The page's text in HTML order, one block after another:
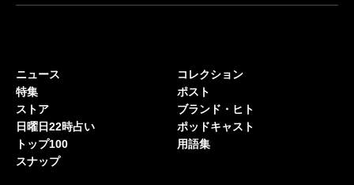
ニュース
特集
ストア
日曜日22時占い
トップ100
スナップ
コレクション
ポスト
ブランド・ヒト
ポッドキャスト
用語集